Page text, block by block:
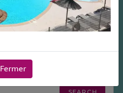
Fermer